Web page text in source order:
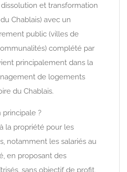
et transformation
Chablais) avec un
public (villes de
complété par
principalement dans la
de logements
du Chablais.
principale ?
la propriété pour les
notamment les salariés au
en proposant des
sans objectif de profit,